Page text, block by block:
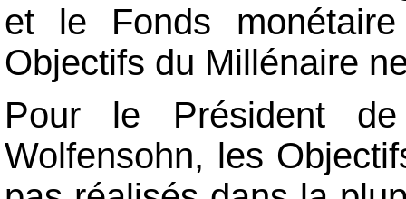
et le Fonds
Objectifs du Millénaire
Pour le Président
Wolfensohn, les